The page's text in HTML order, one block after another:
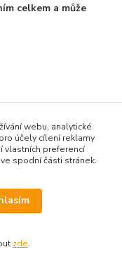
celkem a může
webu, analytické
účely cílení reklamy
vlastních preferencí
spodní části stránek.
zde.